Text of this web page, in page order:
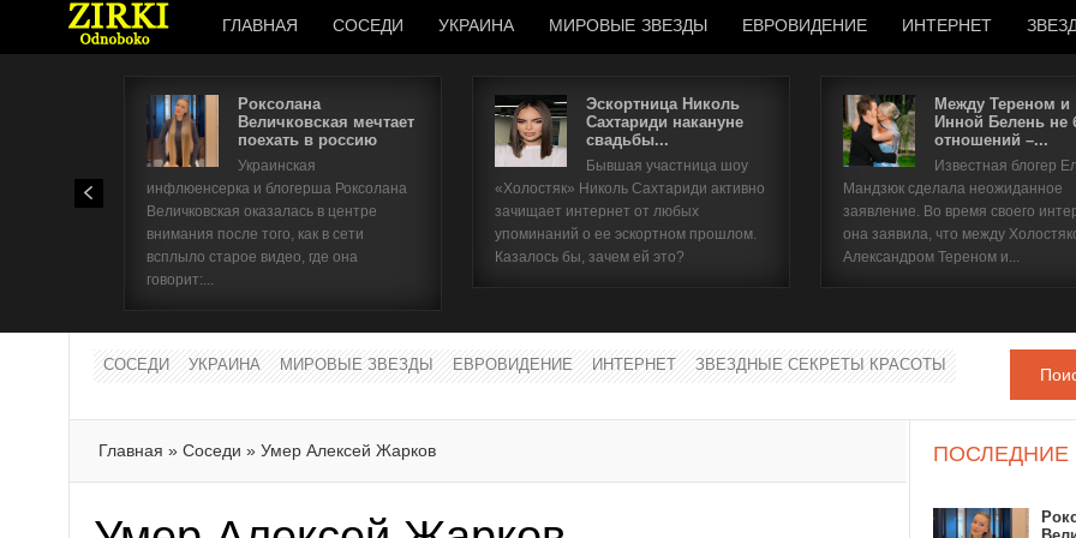
ГЛАВНАЯ СОСЕДИ УКРАИНА МИРОВЫЕ ЗВЕЗДЫ ЕВРОВИДЕНИЕ ИНТЕРНЕТ
Роксолана
Величковская мечтает
поехать в россию
Украинская
инфлюенсерка и блогерша Роксолана
Величковская оказалась в центре
внимания после того, как в сети
всплыло старое видео, где она
говорит:...
Эскортница Николь
Сахтариди накануне
свадьбы...
Бывшая участница шоу
«Холостяк» Николь Сахтариди активно
зачищает интернет от любых
упоминаний о ее эскортном прошлом.
Казалось бы, зачем ей это?
Между Тереном и
Инной Белень не
отношений –...
Известная блогер
Мандзюк сделала неожиданное
заявление. Во время своего
она заявила, что между
Александром Тереном и...
СОСЕДИ УКРАИНА МИРОВЫЕ ЗВЕЗДЫ ЕВРОВИДЕНИЕ ИНТЕРНЕТ ЗВЕЗДНЫЕ СЕКРЕТЫ КРАСОТЫ
Главная » Соседи » Умер Алексей Жарков ПОСЛЕДНИЕ
Имя пользователя
Забыли имя пользователя?